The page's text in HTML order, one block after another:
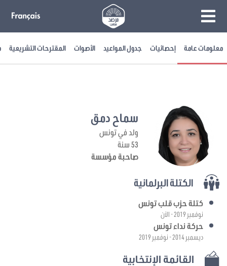
معلومات عامة إحصائيات جدول المواعيد الأصوات المقترحات التشريعية
سماح دمق
ولد في تونس
53 سنة
صاحبة مؤسسة
الكتلة البرلمانية
كتلة حزب قلب تونس
نوفمبر 2019 - الآن
حركة نداء تونس
ديسمبر 2014 - نوفمبر 2019
القائمة الإنتخابية